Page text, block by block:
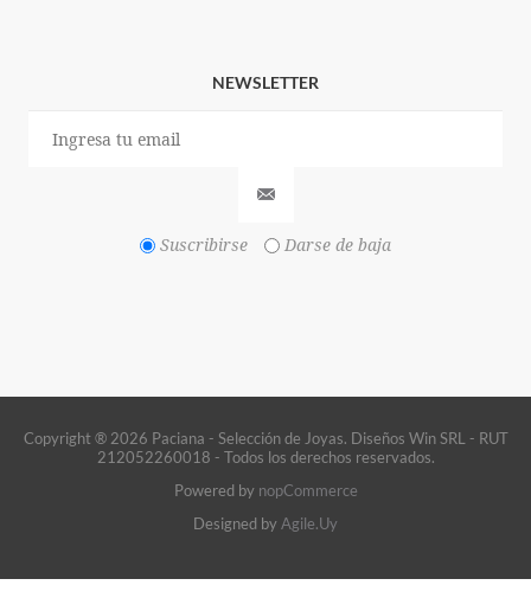
NEWSLETTER
Suscribirse Darse de baja
Copyright ® 2026 Paciana - Selección de Joyas. Diseños Win SRL - RUT
212052260018 - Todos los derechos reservados.
Powered by nopCommerce
Designed byAgile.Uy